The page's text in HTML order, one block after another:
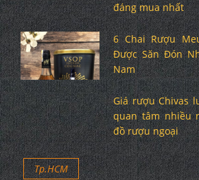
đáng mua nhất
6 Chai Rượu
Được Săn Đón
Nam
Giá rượu Chivas
quan tâm nhiều
đồ rượu ngoại
Tp.HCM